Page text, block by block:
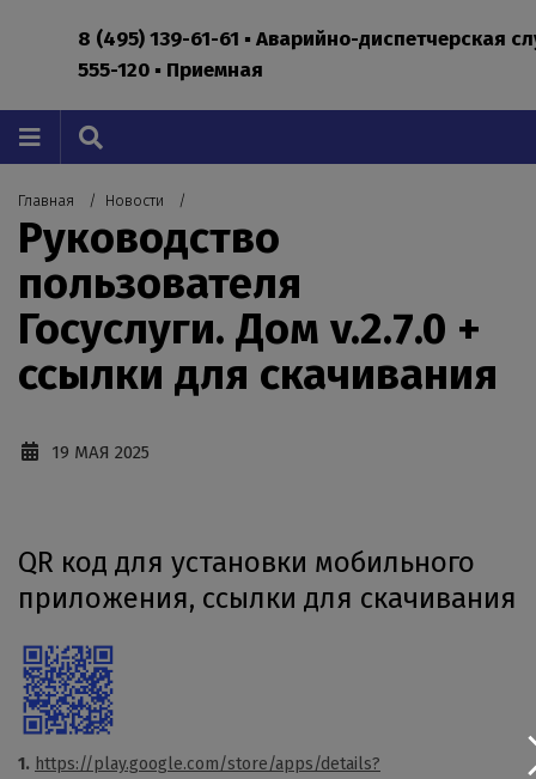
Главная Новости
Руководство
пользователя
Госуслуги. Дом v.2.7.0 +
ссылки для скачивания
19 МАЯ 2025
QR код для установки мобильного
приложения, ссылки для скачивания
1. https://play.google.com/store/apps/details?
8 (495) 139-61-61 ▪ Аварийно-диспетчерская
555-120 ▪ Приемная